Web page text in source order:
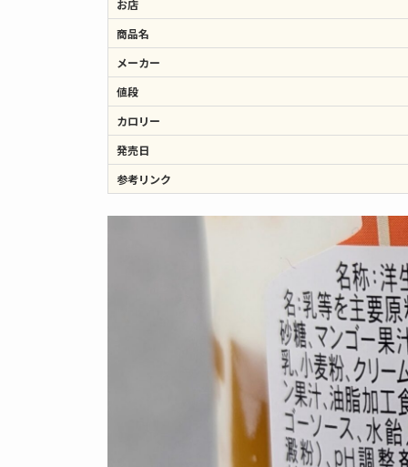
お店
商品名
メーカー
値段
カロリー
発売日
参考リンク